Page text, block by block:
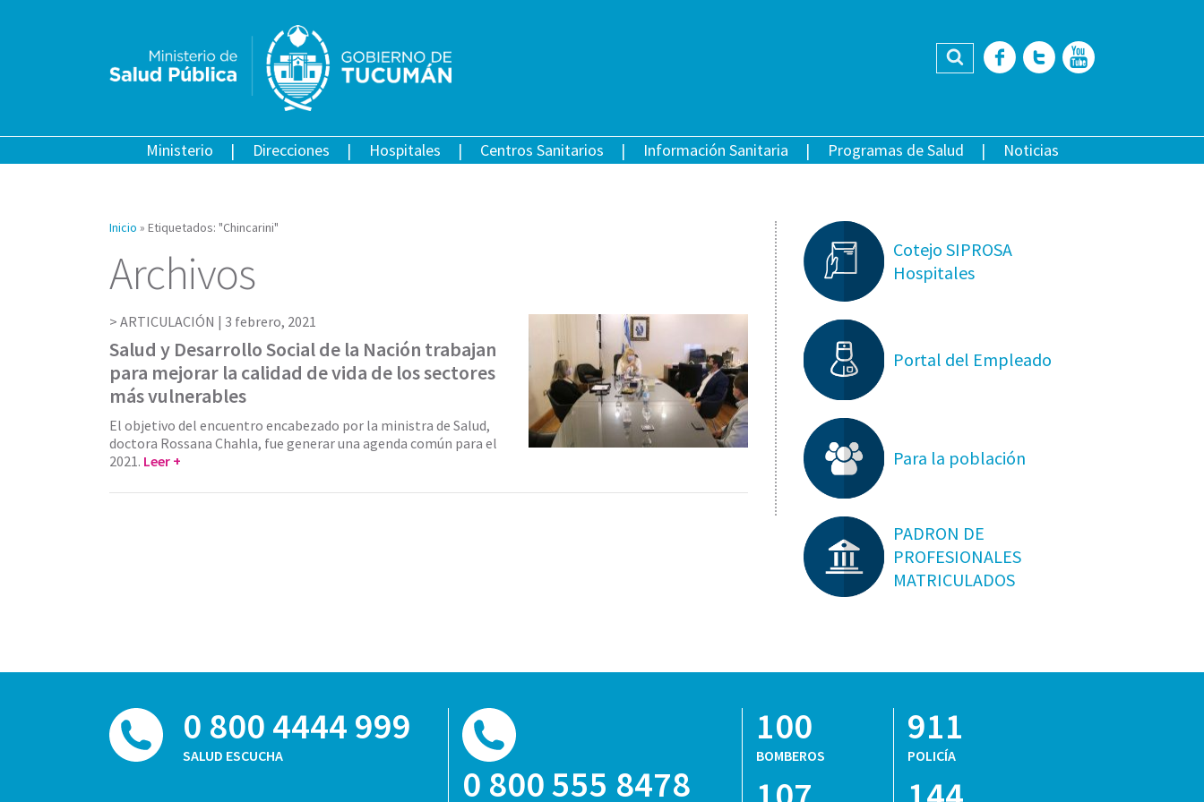
Buscar Facebook
Twitter
Ministerio Direcciones Hospitales Centros Sanitarios Información Sanitaria Programas de Salud Noticias
Inicio » Etiquetados: "Chincarini"
Archivos
ARTICULACIÓN | 3 febrero, 2021
Salud y Desarrollo Social de la Nación trabajan
para mejorar la calidad de vida de los sectores
más vulnerables
El objetivo del encuentro encabezado por la ministra de Salud,
doctora Rossana Chahla, fue generar una agenda común para el
2021. Leer +
Cotejo SIPROSA
Hospitales
Portal del Empleado
Para la población
PADRON DE
PROFESIONALES
MATRICULADOS
0 800 4444 999
SALUD ESCUCHA
0 800 555 8478
100
BOMBEROS
911
POLICÍA